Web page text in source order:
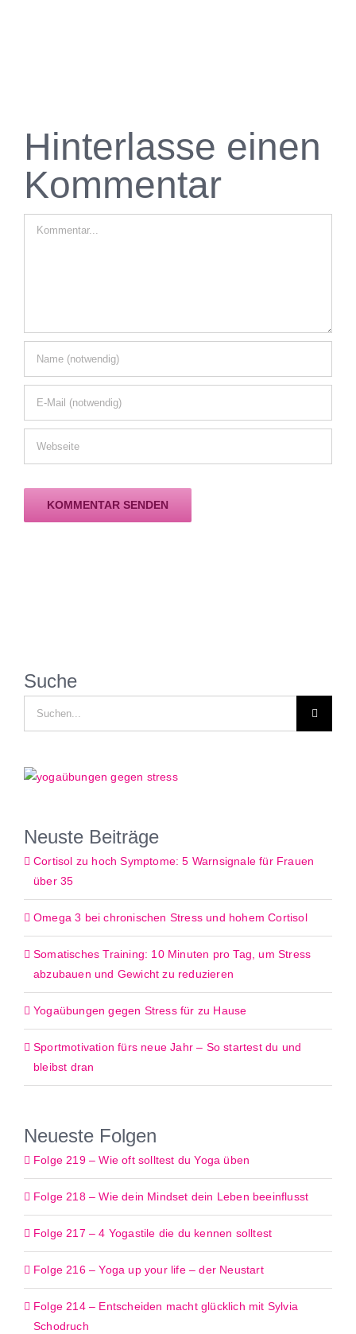
Hinterlasse einen
Kommentar
Suche
Neuste Beiträge
Cortisol zu hoch Symptome: 5 Warnsignale für Frauen
über 35
Omega 3 bei chronischen Stress und hohem Cortisol
Somatisches Training: 10 Minuten pro Tag, um Stress
abzubauen und Gewicht zu reduzieren
Yogaübungen gegen Stress für zu Hause
Sportmotivation fürs neue Jahr – So startest du und
bleibst dran
Neueste Folgen
Folge 219 – Wie oft solltest du Yoga üben
Folge 218 – Wie dein Mindset dein Leben beeinflusst
Folge 217 – 4 Yogastile die du kennen solltest
Folge 216 – Yoga up your life – der Neustart
Folge 214 – Entscheiden macht glücklich mit Sylvia
Schodruch